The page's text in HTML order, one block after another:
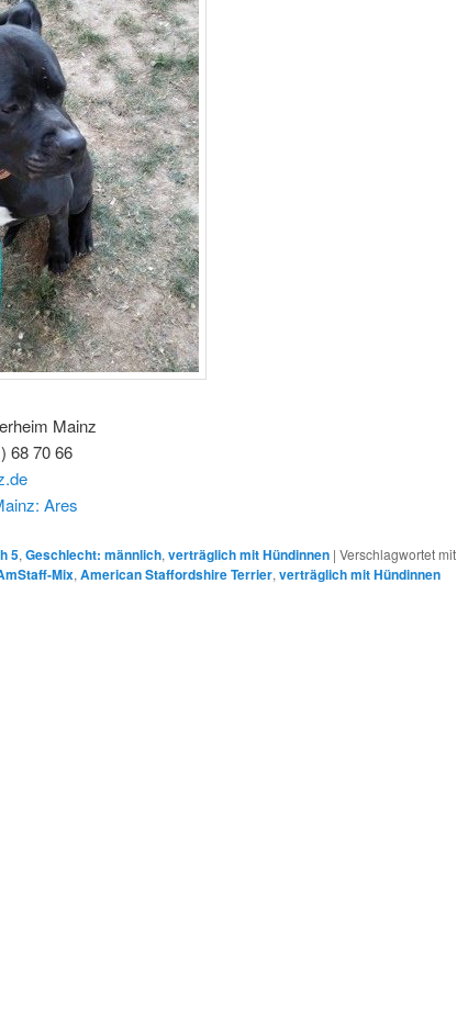
Mainz
68 70 66
Ares
5,Geschlecht: männlich,verträglich mit Hündinnen | Verschlagwortet mit
Mix,American Staffordshire Terrier,verträglich mit Hündinnen